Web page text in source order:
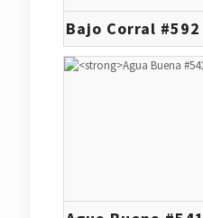
Bajo Corral #592